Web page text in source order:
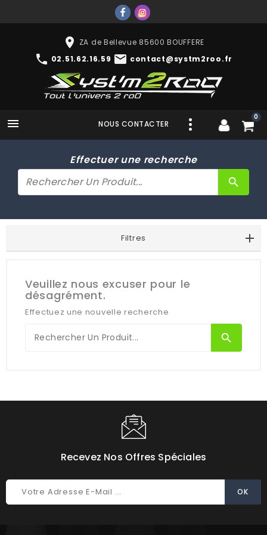
place ZA de Bellevue 85600 BOUFFERE
phone 02.51.62.16.59 mail contact@systm2roo.fr
 0
NOUS CONTACTER
Effectuer une recherche
search
Filtres
Veuillez nous excuser pour le
désagrément.
Effectuez une nouvelle recherche
search
Recevez Nos Offres Spéciales